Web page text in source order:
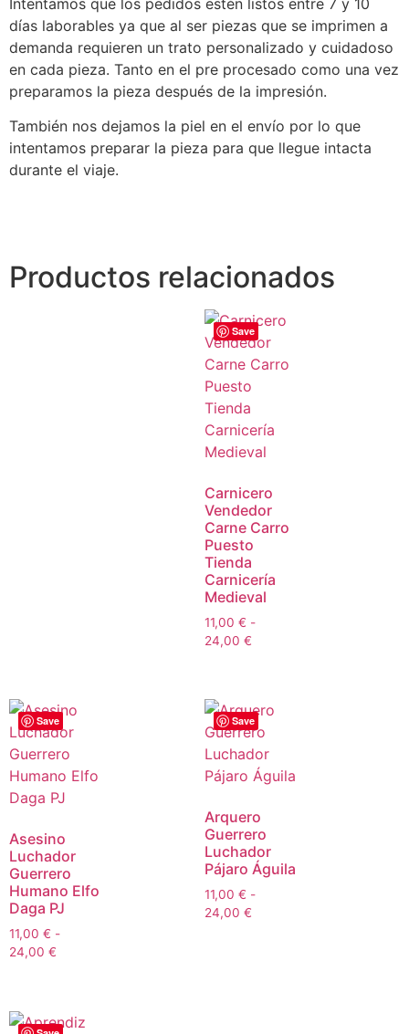
días laborables ya que al ser piezas que se imprimen a
demanda requieren un trato personalizado y cuidadoso
en cada pieza. Tanto en el pre procesado como una vez
preparamos la pieza después de la impresión.
También nos dejamos la piel en el envío por lo que
intentamos preparar la pieza para que llegue intacta
durante el viaje.
Productos relacionados
Save
Carnicero
Vendedor
Carne Carro
Puesto
Tienda
Carnicería
Medieval
11,00 € -
24,00 €
Save
Asesino
Luchador
Guerrero
Humano Elfo
Daga PJ
11,00 € -
24,00 €
Save
Arquero
Guerrero
Luchador
Pájaro Águila
11,00 € -
24,00 €